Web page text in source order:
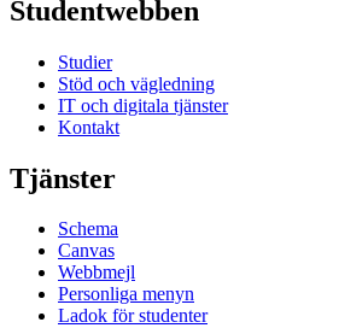
Studentwebben
Studier
Stöd och vägledning
IT och digitala tjänster
Kontakt
Tjänster
Schema
Canvas
Webbmejl
Personliga menyn
Ladok för studenter